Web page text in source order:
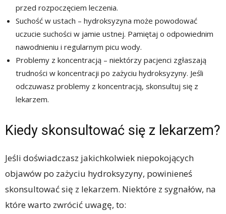
przed rozpoczęciem leczenia.
Suchość w ustach – hydroksyzyna może powodować
uczucie suchości w jamie ustnej. Pamiętaj o odpowiednim
nawodnieniu i regularnym picu wody.
Problemy z koncentracją – niektórzy pacjenci zgłaszają
trudności w koncentracji po zażyciu hydroksyzyny. Jeśli
odczuwasz problemy z koncentracją, skonsultuj się z
lekarzem.
Kiedy skonsultować się z lekarzem?
Jeśli doświadczasz jakichkolwiek niepokojących
objawów po zażyciu hydroksyzyny, powinieneś
skonsultować się z lekarzem. Niektóre z sygnałów, na
które warto zwrócić uwagę, to: